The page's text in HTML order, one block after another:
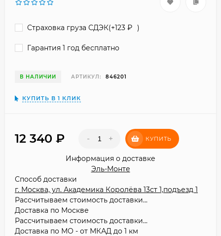
Страховка груза СДЭК(+123 )
Гарантия 1 год бесплатно
В НАЛИЧИИ АРТИКУЛ: 846201
КУПИТЬ В 1 КЛИК
12 340 - + КУПИТЬ
Информация о доставке
Эль-Монте
Способ доставки
г. Москва, ул. Академика Королёва 13ст 1,подъезд 1
Рассчитываем стоимость доставки...
Доставка по Москве
Рассчитываем стоимость доставки...
Доставка по МО - от МКАД до 1 км